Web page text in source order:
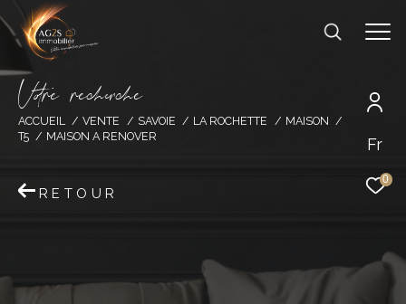
Fr
0
Vore recece
ACCUEIL VENTE SAVOIE LA ROCHETTE
MAISON
T5
MAISON A RENOVER
RETOUR